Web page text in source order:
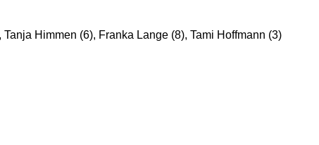
Himmen (6), Franka Lange (8), Tami Hoffmann (3)